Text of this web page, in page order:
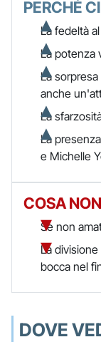
PERCHÉ
La fedeltà
La potenza
La
anche
La
La
e Michelle
COSA
Se non
La
bocca nel
DOVE